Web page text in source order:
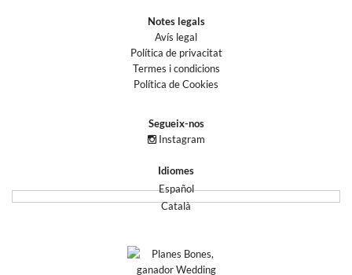
Notes legals
Avís legal
Política de privacitat
Termes i condicions
Política de Cookies
Segueix-nos
Instagram
Idiomes
Español
Català